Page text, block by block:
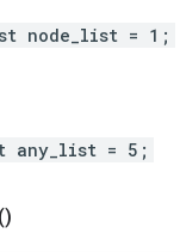
node_list = 1;
any_list = 5;
()